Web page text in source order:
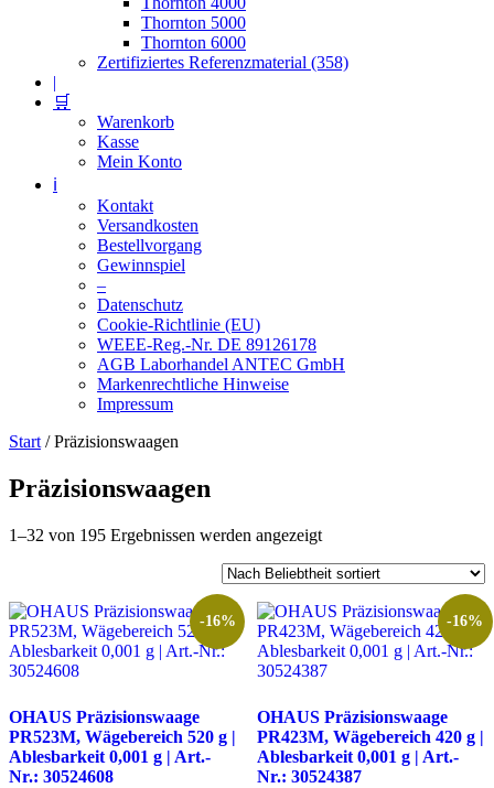
Thornton 5000
Thornton 6000
Zertifiziertes Referenzmaterial (358)
|
🛒
Warenkorb
Kasse
Mein Konto
ℹ️
Kontakt
Versandkosten
Bestellvorgang
Gewinnspiel
–
Datenschutz
Cookie-Richtlinie (EU)
WEEE-Reg.-Nr. DE 89126178
AGB Laborhandel ANTEC GmbH
Markenrechtliche Hinweise
Impressum
Start / Präzisionswaagen
Präzisionswaagen
1–32 von 195 Ergebnissen werden angezeigtNach
sortiert
-16%
OHAUS Präzisionswaage
PR523M, Wägebereich 520 g |
Ablesbarkeit 0,001 g | Art.-
Nr.: 30524608
-16%
OHAUS Präzisionswaage
PR423M, Wägebereich 420 g |
Ablesbarkeit 0,001 g | Art.-
Nr.: 30524387